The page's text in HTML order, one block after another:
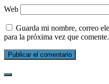
Web
Guarda mi nombre, correo
para la próxima vez que comente.